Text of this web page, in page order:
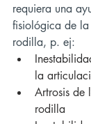
requiera una
fisiológica de
rodilla, p. ej:
la
Artrosis de
rodilla